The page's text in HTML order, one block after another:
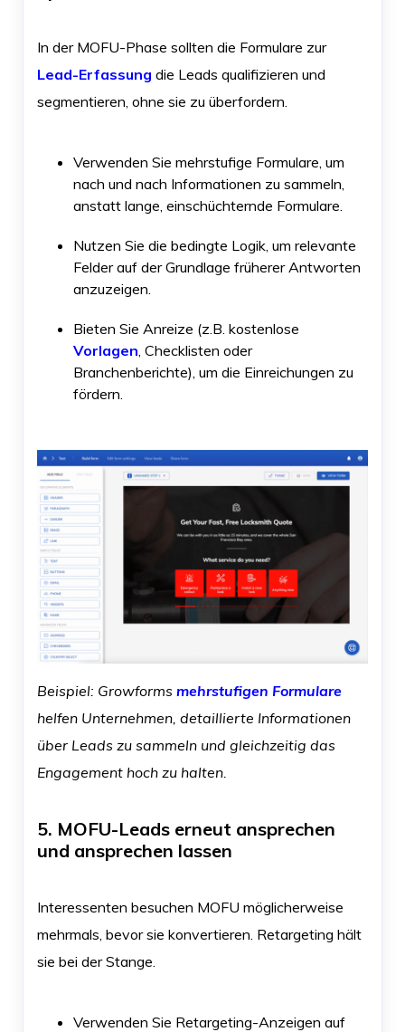
In der MOFU-Phase sollten die Formulare zur
Lead-Erfassung die Leads qualifizieren und
segmentieren, ohne sie zu überfordern.
Verwenden Sie mehrstufige Formulare, um
nach und nach Informationen zu sammeln,
anstatt lange, einschüchternde Formulare.
Nutzen Sie die bedingte Logik, um relevante
Felder auf der Grundlage früherer Antworten
anzuzeigen.
Bieten Sie Anreize (z.B. kostenlose
Vorlagen, Checklisten oder
Branchenberichte), um die Einreichungen zu
fördern.
Beispiel: Growforms mehrstufigen Formulare
helfen Unternehmen, detaillierte Informationen
über Leads zu sammeln und gleichzeitig das
Engagement hoch zu halten.
5. MOFU-Leads erneut ansprechen
und ansprechen lassen
Interessenten besuchen MOFU möglicherweise
mehrmals, bevor sie konvertieren. Retargeting hält
sie bei der Stange.
Verwenden Sie Retargeting-Anzeigen auf